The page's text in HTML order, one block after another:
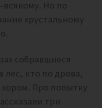
всякому. Но по
хрустальному
собравшиеся
лес, кто по дрова,
хором. Про попытку
три